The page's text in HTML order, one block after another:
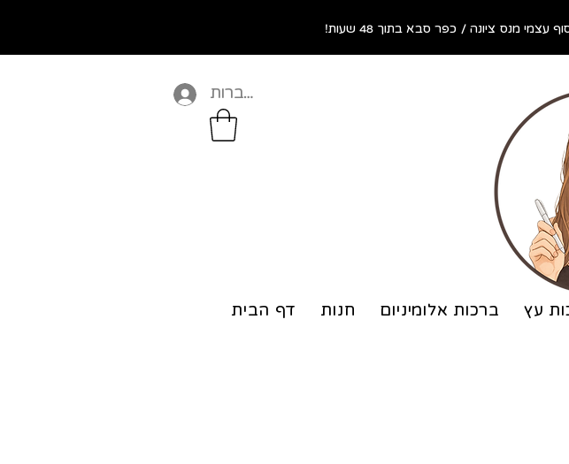
התחברות
דף הבית חנות ברכות אלומיניום עץ